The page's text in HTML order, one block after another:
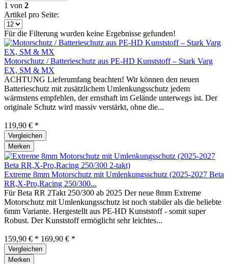
1 von 2
Artikel pro Seite:
Für die Filterung wurden keine Ergebnisse gefunden!
Motorschutz / Batterieschutz aus PE-HD Kunststoff – Stark Varg
EX, SM & MX
ACHTUNG Lieferumfang beachten! Wir können den neuen
Batterieschutz mit zusätzlichem Umlenkungsschutz jedem
wärmstens empfehlen, der ernsthaft im Gelände unterwegs ist. Der
originale Schutz wird massiv verstärkt, ohne die...
119,90 € *
Vergleichen
Merken
Extreme 8mm Motorschutz mit Umlenkungsschutz (2025-2027 Beta
RR,X-Pro,Racing 250/300...
Für Beta RR 2Takt 250/300 ab 2025 Der neue 8mm Extreme
Motorschutz mit Umlenkungsschutz ist noch stabiler als die beliebte
6mm Variante. Hergestellt aus PE-HD Kunststoff - somit super
Robust. Der Kunststoff ermöglicht sehr leichtes...
159,90 € * 169,90 € *
Vergleichen
Merken